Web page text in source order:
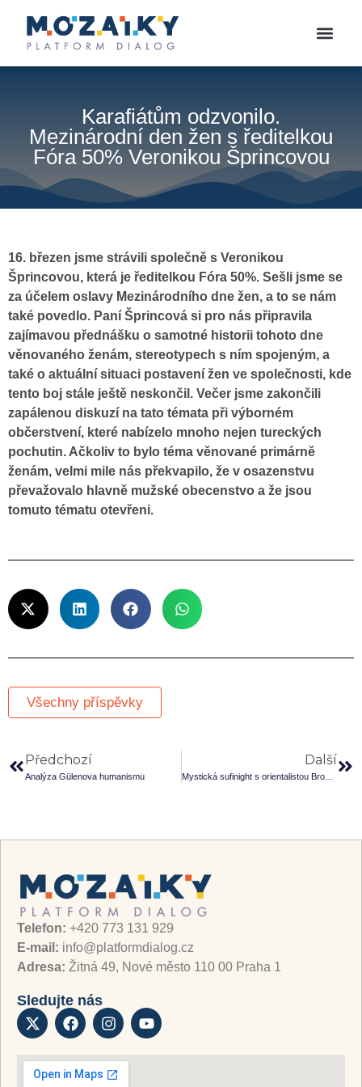
Karafiátům odzvonilo.
Mezinárodní den žen s ředitelkou
Fóra 50% Veronikou Šprincovou
16. březen jsme strávili společně s Veronikou
Šprincovou, která je ředitelkou Fóra 50%. Sešli jsme se
za účelem oslavy Mezinárodního dne žen, a to se nám
také povedlo. Paní Šprincová si pro nás připravila
zajímavou přednášku o samotné historii tohoto dne
věnovaného ženám, stereotypech s ním spojeným, a
také o aktuální situaci postavení žen ve společnosti, kde
tento boj stále ještě neskončil. Večer jsme zakončili
zapálenou diskuzí na tato témata při výborném
občerstvení, které nabízelo mnoho nejen tureckých
pochutin. Ačkoliv to bylo téma věnované primárně
ženám, velmi mile nás překvapilo, že v osazenstvu
převažovalo hlavně mužské obecenstvo a že jsou
tomuto tématu otevřeni.
Všechny příspěvky
Předchozí
Analýza Gülenova humanismu
Další
Mystická sufinight s orientalistou Bronislavem Ostřanským
Telefon: +420 773 131 929
E-mail: info@platformdialog.cz
Adresa: Žitná 49, Nové město 110 00 Praha 1
Sledujte nás